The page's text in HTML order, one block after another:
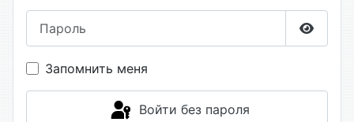
Запомнить меня
Войти без пароля